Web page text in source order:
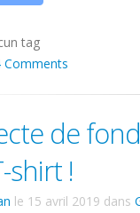
tag
Comments
de
shirt !
le 15 avril 2019 dans